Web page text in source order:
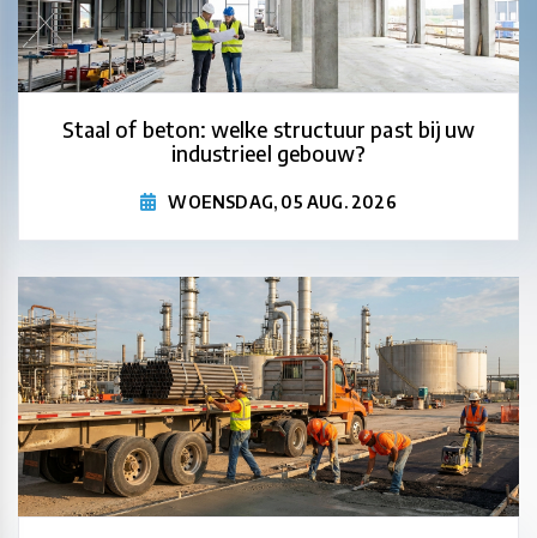
Staal of beton: welke structuur past bij uw
industrieel gebouw?
WOENSDAG, 05 AUG. 2026